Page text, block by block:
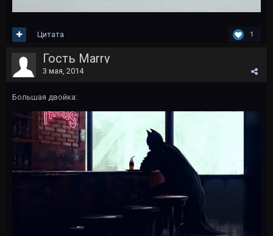
1
Цитата
Гость Marry
3 мая, 2014
Большая двойка: